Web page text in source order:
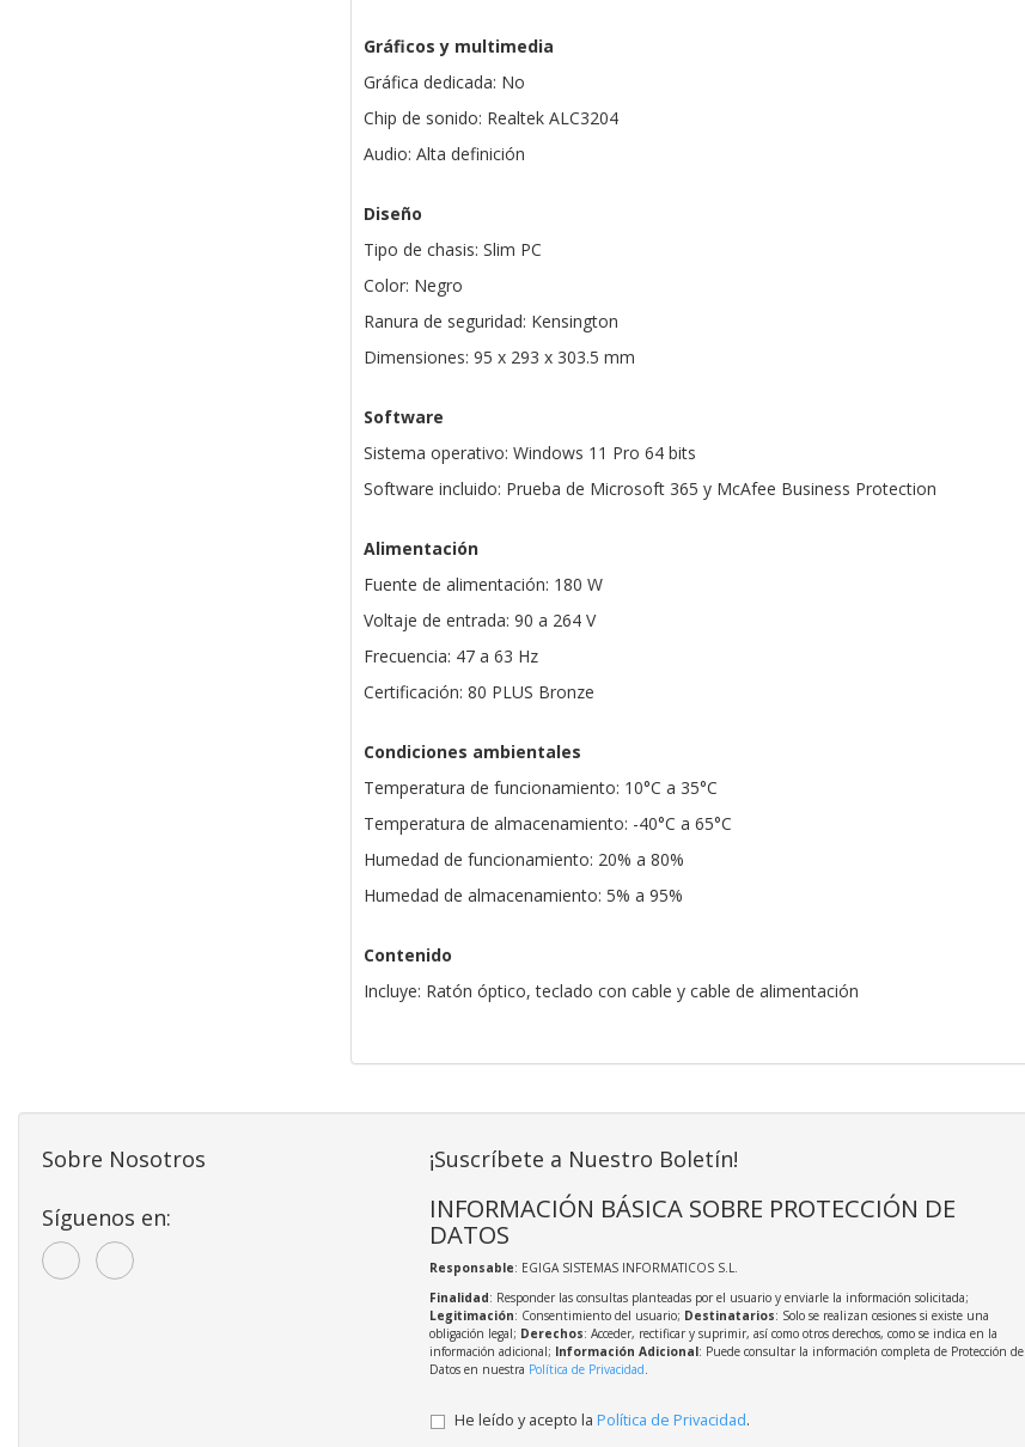
Gráficos y multimedia
Gráfica dedicada: No
Chip de sonido: Realtek ALC3204
Audio: Alta definición
Diseño
Tipo de chasis: Slim PC
Color: Negro
Ranura de seguridad: Kensington
Dimensiones: 95 x 293 x 303.5 mm
Software
Sistema operativo: Windows 11 Pro 64 bits
Software incluido: Prueba de Microsoft 365 y McAfee Business Protection
Alimentación
Fuente de alimentación: 180 W
Voltaje de entrada: 90 a 264 V
Frecuencia: 47 a 63 Hz
Certificación: 80 PLUS Bronze
Condiciones ambientales
Temperatura de funcionamiento: 10°C a 35°C
Temperatura de almacenamiento: -40°C a 65°C
Humedad de funcionamiento: 20% a 80%
Humedad de almacenamiento: 5% a 95%
Contenido
Incluye: Ratón óptico, teclado con cable y cable de alimentación
Sobre Nosotros
Síguenos en:
¡Suscríbete a Nuestro Boletín!
INFORMACIÓN BÁSICA SOBRE PROTECCIÓN DE
DATOS
Responsable: EGIGA SISTEMAS INFORMATICOS S.L.
Finalidad: Responder las consultas planteadas por el usuario y enviarle la información solicitada;
Legitimación: Consentimiento del usuario; Destinatarios: Solo se realizan cesiones si existe una
obligación legal; Derechos: Acceder, rectificar y suprimir, así como otros derechos, como se indica en la
información adicional; Información Adicional: Puede consultar la información completa de Protección de
Datos en nuestra Política de Privacidad.
He leído y acepto la Política de Privacidad.